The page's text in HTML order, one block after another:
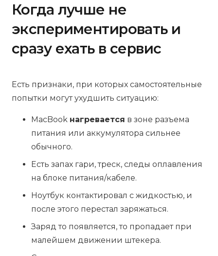
Когда лучше не
экспериментировать и
сразу ехать в сервис
Есть признаки, при которых самостоятельные
попытки могут ухудшить ситуацию:
MacBook нагревается в зоне разъема
питания или аккумулятора сильнее
обычного.
Есть запах гари, треск, следы оплавления
на блоке питания/кабеле.
Ноутбук контактировал с жидкостью, и
после этого перестал заряжаться.
Заряд то появляется, то пропадает при
малейшем движении штекера.